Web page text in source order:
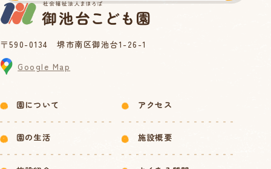
〒590-0134 堺市南区御池台1-26-1
Google Map
園について
園の生活
アクセス
施設概要